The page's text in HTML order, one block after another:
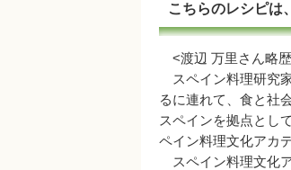
こちらのレシピは
<渡辺 万里さん略
スペイン料理研究
るに連れて、食と社
スペインを拠点とし
ペイン料理文化アカ
スペイン料理文化